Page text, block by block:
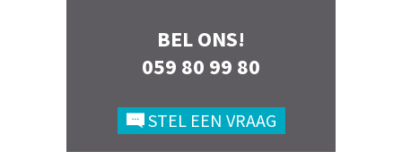
BEL ONS!
059 80 99 80
STEL EEN VRAAG